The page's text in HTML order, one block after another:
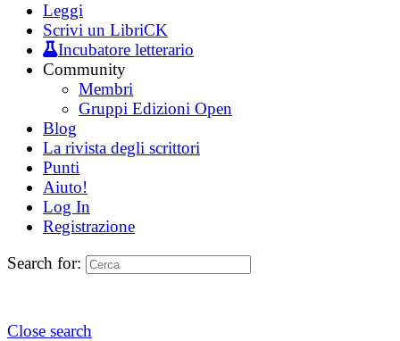
Leggi
Scrivi un LibriCK
Incubatore letterario
Community
Membri
Gruppi Edizioni Open
Blog
La rivista degli scrittori
Punti
Aiuto!
Log In
Registrazione
Search for:
Close search